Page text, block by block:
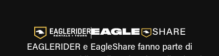
EAGLERIDER e EagleShare fanno parte di